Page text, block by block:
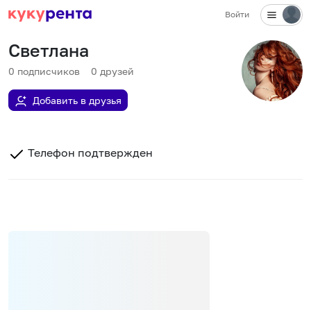
Войти
Светлана
0 подписчиков 0 друзей
Добавить в друзья
Телефон подтвержден